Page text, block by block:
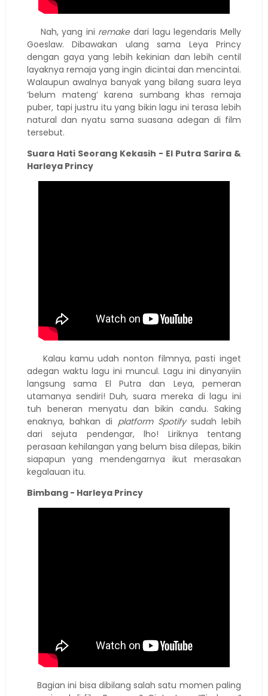
Nah, yang ini remakedari lagu legendaris Melly
Goeslaw. Dibawakan ulang sama Leya Princy
dengan gaya yang lebih kekinian dan lebih centil
layaknya remaja yang ingin dicintai dan mencintai.
Walaupun awalnya banyak yang bilang suara leya
‘belum mateng’ karena sumbang khas remaja
puber, tapi justru itu yang bikin lagu ini terasa lebih
natural dan nyatu sama suasana adegan di film
tersebut.
Suara Hati Seorang Kekasih - El Putra Sarira &
Harleya Princy
Kalau kamu udah nonton filmnya, pasti inget
adegan waktu lagu ini muncul. Lagu ini dinyanyiin
langsung sama El Putra dan Leya, pemeran
utamanya sendiri! Duh, suara mereka di lagu ini
tuh beneran menyatu dan bikin candu. Saking
enaknya, bahkan di platform Spotifysudah lebih
dari sejuta pendengar, lho! Liriknya tentang
perasaan kehilangan yang belum bisa dilepas, bikin
siapapun yang mendengarnya ikut merasakan
kegalauan itu.
Bimbang - Harleya Princy
Bagian ini bisa dibilang salah satu momen paling